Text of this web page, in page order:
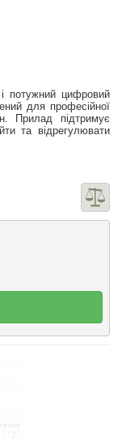
потужний цифровий
для професійної
Прилад підтримує
та відрегулювати